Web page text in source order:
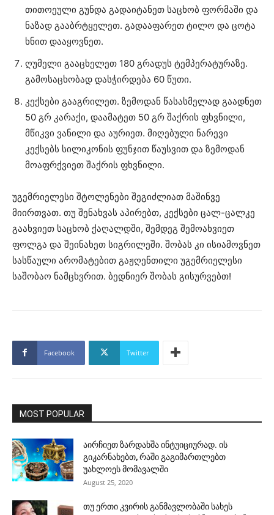
თითოეული გუნდა გადაიტანეთ საცხობ ფორმაში და
ნაზად გააბრტყელეთ. გადააფარეთ ტილო და ცოტა
ხნით დააყოვნეთ.
ღუმელი გააცხელეთ 180 გრადუს ტემპერატურაზე.
გამოსაცხობად დასჭირდება 60 წუთი.
კექსები გააგრილეთ. ზემოდან წასასმელად გაადნეთ
50 გრ კარაქი, დაამატეთ 50 გრ შაქრის ფხვნილი,
მწიკვი ვანილი და აურიეთ. მიღებული ნარევი
კექსებს სილიკონის ფუნჯით წაუსვით და ზემოდან
მოაფრქვიეთ შაქრის ფხვნილი.
უგემრიელესი შტოლენები შეგიძლიათ მაშინვე
მიირთვათ. თუ შენახვას აპირებთ, კექსები ცალ-ცალკე
გაახვიეთ საცხობ ქაღალდში, შემდეგ შემოახვიეთ
ფოლგა და შეინახეთ სიგრილეში. შობას კი ისიამოვნეთ
სასწაული არომატებით გაჟღენთილი უგემრიელესი
საშობაო ნამცხვრით. ბედნიერ შობას გისურვებთ!
Facebook Twitter
MOST POPULAR
აირჩიეთ ზარდახშა ინტუიციურად. ის
გიკარნახებთ, რაში გაგიმართლებთ
უახლოეს მომავალში
August 25, 2020
თუ ერთი კვირის განმავლობაში სახეს